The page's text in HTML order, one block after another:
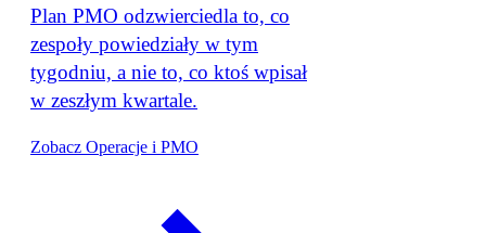
Plan PMO odzwierciedla to, co
zespoły powiedziały w tym
tygodniu, a nie to, co ktoś wpisał
w zeszłym kwartale.
Zobacz Operacje i PMO